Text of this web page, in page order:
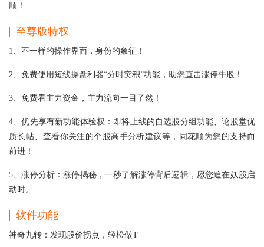
顺！
至尊版特权
1、不一样的操作界面，身份的象征！
2、免费使用短线操盘利器“分时突积”功能，助您直击涨停牛股！
3、免费看主力资金，主力流向一目了然！
4、优先享有新功能体验权：即将上线的自选股分组功能、论股堂优
质长帖、查看你关注的个股高手分析建议等，同花顺为您的支持而
前进！
5、涨停分析：涨停揭秘，一秒了解涨停背后逻辑，愿您追在妖股启
动时。
软件功能
神奇九转：发现股价拐点，轻松做T